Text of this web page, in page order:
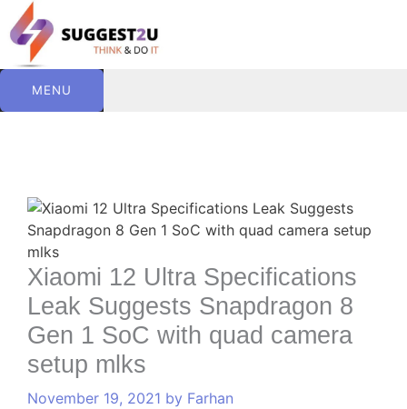
Skip
to
content
MENU
Xiaomi 12 Ultra Specifications
Leak Suggests Snapdragon 8
Gen 1 SoC with quad camera
setup mlks
November 19, 2021 by Farhan
a
t
e
g
o
i
e
s
a
g